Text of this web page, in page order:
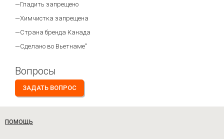
—Гладить запрещено
—Химчистка запрещена
—Страна бренда Канада
—Сделано во Вьетнаме"
Вопросы
ЗАДАТЬ ВОПРОС
ПОМОЩЬ